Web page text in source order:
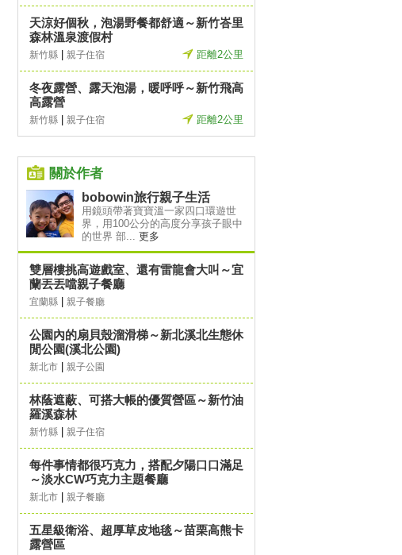
天涼好個秋，泡湯野餐都舒適～新竹峇里
森林溫泉渡假村
新竹縣 親子住宿 距離2公里
冬夜露營、露天泡湯，暖呼呼～新竹飛高
高露營
新竹縣 親子住宿 距離2公里
關於作者
bobowin旅行親子生活
用鏡頭帶著寶寶溫一家四口環遊世
界，用100公分的高度分享孩子眼中
的世界 部... 更多
雙層樓挑高遊戲室、還有雷龍會大叫～宜
蘭丟丟噹親子餐廳
宜蘭縣 親子餐廳
公園內的扇貝殼溜滑梯～新北溪北生態休
閒公園(溪北公園)
新北市 親子公園
林蔭遮蔽、可搭大帳的優質營區～新竹油
羅溪森林
新竹縣 親子住宿
每件事情都很巧克力，搭配夕陽口口滿足
～淡水CW巧克力主題餐廳
新北市 親子餐廳
五星級衛浴、超厚草皮地毯～苗栗高熊卡
露營區